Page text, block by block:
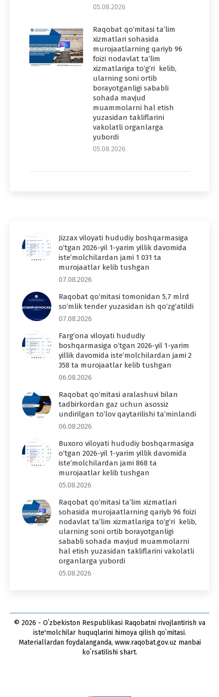
05.08.2026
Raqobat qo‘mitasi ta’lim
xizmatlari sohasida
murojaatlarning qariyb 96
foizi nodavlat ta’lim
xizmatlariga to‘g‘ri kelib,
ularning soni ortib
borayotganligi sababli
sohada mavjud
muammolarni hal etish
yuzasidan takliflarini
vakolatli organlarga
yubordi
05.08.2026
Jizzax viloyati hududiy boshqarmasiga
o‘tgan 2026-yil 1-yarim yillik davomida
iste’molchilardan jami 1 031 ta
murojaatlar kelib tushgan
07.08.2026
Raqobat qo‘mitasi tomonidan 5,7 mlrd
so‘mlik tender yuzasidan ish qo‘zg‘atildi
07.08.2026
Farg‘ona viloyati hududiy
boshqarmasiga o‘tgan 2026-yil 1-yarim
yillik davomida iste’molchilardan jami 2
358 ta murojaatlar kelib tushgan
06.08.2026
Raqobat qo‘mitasi aralashuvi bilan
tadbirkordan gaz uchun asossiz
undirilgan to‘lov qaytarilishi ta’minlandi
06.08.2026
Buxoro viloyati hududiy boshqarmasiga
o‘tgan 2026-yil 1-yarim yillik davomida
iste’molchilardan jami 868 ta
murojaatlar kelib tushgan
05.08.2026
Raqobat qo‘mitasi ta’lim xizmatlari
sohasida murojaatlarning qariyb 96 foizi
nodavlat ta’lim xizmatlariga to‘g‘ri kelib,
ularning soni ortib borayotganligi
sababli sohada mavjud muammolarni
hal etish yuzasidan takliflarini vakolatli
organlarga yubordi
05.08.2026
© 2026 - Oʻzbekiston Respublikasi Raqobatni rivojlantirish va
iste'molchilar huquqlarini himoya qilish qoʻmitasi.
Materiallardan foydalanganda, www.raqobat.gov.uz manbai
koʻrsatilishi shart.